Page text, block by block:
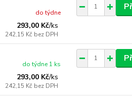
293,00 Kč/ks
242,15 Kč bez DPH
do týdne
293,00 Kč/ks
242,15 Kč bez DPH
do týdne 1 ks